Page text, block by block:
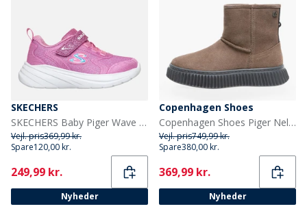
SKECHERS
SKECHERS Baby Piger Wave 92 Sneakers Pink
Vejl. pris369,99 kr.
Spare120,00 kr.
Current
249,99 kr.
Nyheder
Copenhagen Shoes
Copenhagen Shoes Piger Nelly Støvler 0241 Cognac
Vejl. pris749,99 kr.
Spare380,00 kr.
Current
369,99 kr.
Nyheder